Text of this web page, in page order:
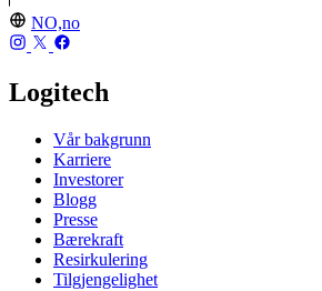
NO,no
Logitech
Vår bakgrunn
Karriere
Investorer
Blogg
Presse
Bærekraft
Resirkulering
Tilgjengelighet